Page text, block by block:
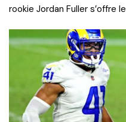
rookie Jordan Fuller s’offre